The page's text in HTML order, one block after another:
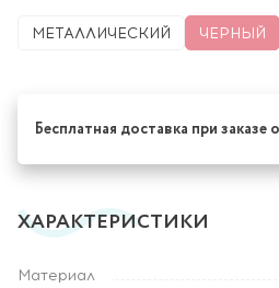
МЕТАЛЛИЧЕСКИЙ ЧЕРНЫЙ
Бесплатная доставка при заказе
ХАРАКТЕРИСТИКИ
Материал